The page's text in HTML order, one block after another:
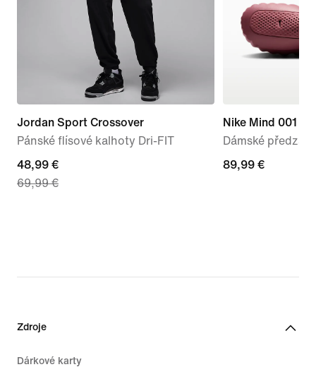
Jordan Sport Crossover
Pánské flísové kalhoty Dri-FIT
current
price
48,99 €
69,99 €
Nike Mind 001
Dámské
89,99 €
89,99 €
Zdroje
Dárkové karty